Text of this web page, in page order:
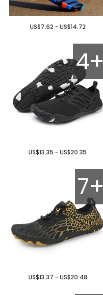
US$7.62 - US$14.72
4+
US$13.35 - US$20.35
7+
US$13.37 - US$20.48